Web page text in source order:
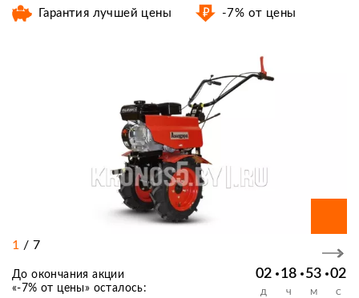
Гарантия лучшей цены -7% от цены
1 / 7
До окончания акции
«-7% от цены» осталось:
02 18 53 02
Д Ч М С